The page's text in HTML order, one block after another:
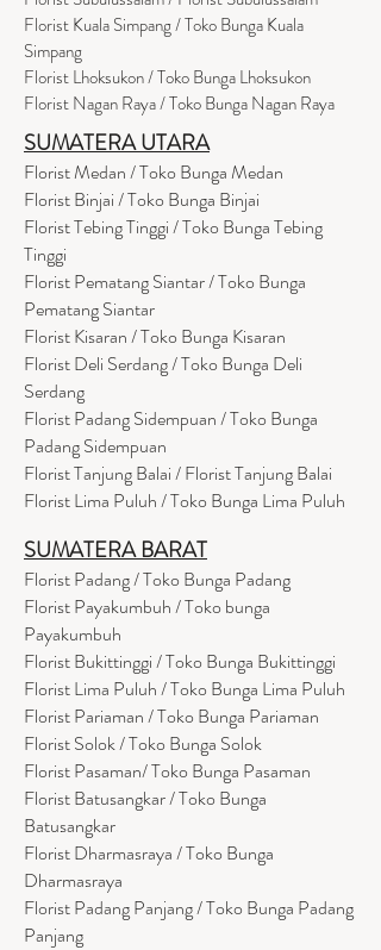
Florist Kuala Simpang / Toko Bunga Kuala
Simpang
Florist Lhoksukon / Toko Bunga Lhoksukon
Florist Nagan Raya / Toko Bunga Nagan Raya
SUMATERA UTARA
Florist Medan / Toko Bunga Medan
Florist Binjai / Toko Bunga Binjai
Florist Tebing Tinggi / Toko Bunga Tebing
Tinggi
Florist Pematang Siantar / Toko Bunga
Pematang Siantar
Florist Kisaran / Toko Bunga Kisaran
Florist Deli Serdang / Toko Bunga Deli
Serdang
Florist Padang Sidempuan / Toko Bunga
Padang Sidempuan
Florist Tanjung Balai / Florist Tanjung Balai
Florist Lima Puluh / Toko Bunga Lima Puluh
SUMATERA BARAT
Florist Padang / Toko Bunga Padang
Florist Payakumbuh / Toko bunga
Payakumbuh
Florist Bukittinggi / Toko Bunga Bukittinggi
Florist Lima Puluh / Toko Bunga Lima Puluh
Florist Pariaman / Toko Bunga Pariaman
Florist Solok / Toko Bunga Solok
Florist Pasaman/ Toko Bunga Pasaman
Florist Batusangkar / Toko Bunga
Batusangkar
Florist Dharmasraya / Toko Bunga
Dharmasraya
Florist Padang Panjang / Toko Bunga Padang
Panjang